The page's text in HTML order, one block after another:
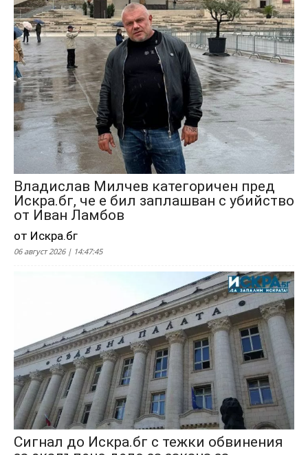
Владислав Милчев категоричен пред
Искра.бг, че е бил заплашван с убийство
от Иван Ламбов
от Искра.бг
06 август 2026 | 14:47:45
Сигнал до Искра.бг с тежки обвинения